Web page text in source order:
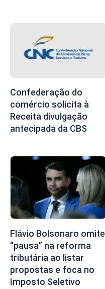
Confederação do
comércio solicita à
Receita divulgação
antecipada da CBS
Flávio Bolsonaro omite
“pausa” na reforma
tributária ao listar
propostas e foca no
Imposto Seletivo